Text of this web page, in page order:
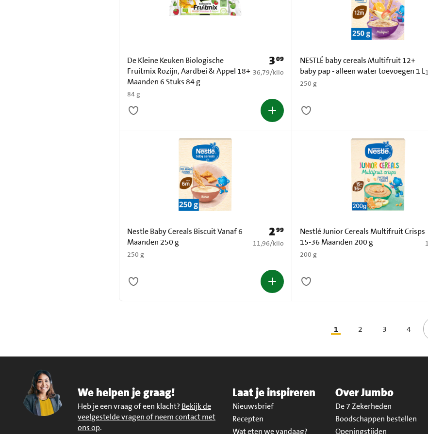
De Kleine Keuken Biologische
Fruitmix Rozijn, Aardbei & Appel 18+
Maanden 6 Stuks 84 g
84 g
Prijs: € 3,09
309
€ 36,79 per kilo
36,79/kilo
NESTLÉ baby cereals Multifruit 12+
baby pap - alleen water toevoegen 1 L
250 g
Nestle Baby Cereals Biscuit Vanaf 6
Maanden 250 g
250 g
Prijs: € 2,99
299
€ 11,96 per kilo
11,96/kilo
Nestlé Junior Cereals Multifruit Crisps
15-36 Maanden 200 g
200 g
1 2 3 4
We helpen je graag!
Heb je een vraag of een klacht? Bekijk de
veelgestelde vragen of neem contact met
ons op.
Laat je inspireren
Nieuwsbrief
Recepten
Wat eten we vandaag?
Over Jumbo
De 7 Zekerheden
Boodschappen bestellen
Openingstijden